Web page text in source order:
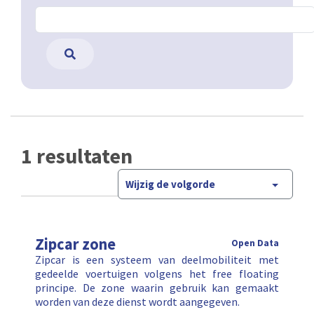
1 resultaten
Wijzig de volgorde
Zipcar zone Open Data
Zipcar is een systeem van deelmobiliteit met
gedeelde voertuigen volgens het free floating
principe. De zone waarin gebruik kan gemaakt
worden van deze dienst wordt aangegeven.